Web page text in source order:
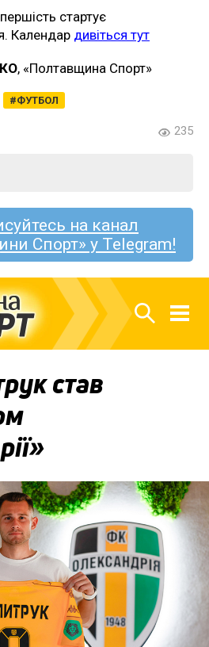
стартує
Календар дивіться тут
, «Полтавщина Спорт»
ФУТБОЛ
235
на канал
Спорт» у Telegram!
став